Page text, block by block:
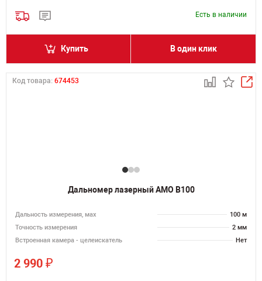
Есть в наличии
Купить В один клик
Код товара: 674453
Дальномер лазерный AMO B100
Дальность измерения, мах
100 м
Точность измерения
2 мм
Встроенная камера - целеискатель
Нет
2 990 ₽